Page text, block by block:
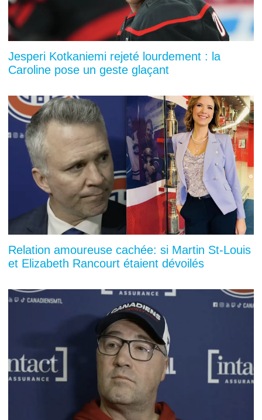
Jesperi Kotkaniemi rejeté lourdement : la
Caroline pose un geste glaçant
Relation amoureuse cachée: si Martin St-Louis
et Elizabeth Rancourt étaient dévoilés